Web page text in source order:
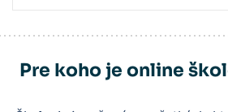
Pre koho je online